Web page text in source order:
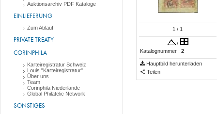
Auktionsarchiv PDF Kataloge
EINLIEFERUNG
Zum Ablauf
PRIVATE TREATY
CORINPHILA
Karteiregistratur Schweiz
Louis "Karteiregistratur"
Über uns
Team
Corinphila Niederlande
Global Philatelic Network
SONSTIGES
1 / 1
/
Katalognummer : 2
Hauptbild herunterladen
Teilen